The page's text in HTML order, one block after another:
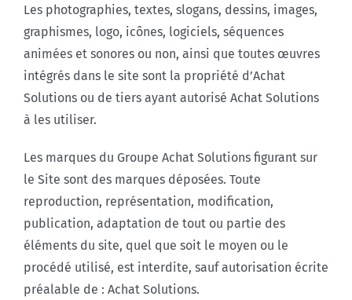
Les photographies, textes, slogans, dessins, images,
graphismes, logo, icônes, logiciels, séquences
animées et sonores ou non, ainsi que toutes œuvres
intégrés dans le site sont la propriété d’Achat
Solutions ou de tiers ayant autorisé Achat Solutions
à les utiliser.
Les marques du Groupe Achat Solutions figurant sur
le Site sont des marques déposées. Toute
reproduction, représentation, modification,
publication, adaptation de tout ou partie des
éléments du site, quel que soit le moyen ou le
procédé utilisé, est interdite, sauf autorisation écrite
préalable de : Achat Solutions.